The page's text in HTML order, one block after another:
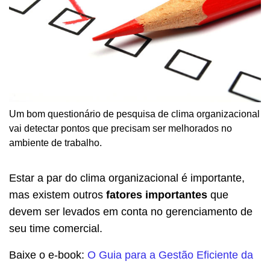
Um bom questionário de pesquisa de clima organizacional
vai detectar pontos que precisam ser melhorados no
ambiente de trabalho.
Estar a par do clima organizacional é importante,
mas existem outros fatores importantes que
devem ser levados em conta no gerenciamento de
seu time comercial.
Baixe o e-book: O Guia para a Gestão Eficiente da